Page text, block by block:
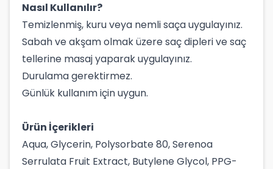
Nasıl Kullanılır?
Temizlenmiş, kuru veya nemli saça uygulayınız.
Sabah ve akşam olmak üzere saç dipleri ve saç
tellerine masaj yaparak uygulayınız.
Durulama gerektirmez.
Günlük kullanım için uygun.
Ürün İçerikleri
Aqua, Glycerin, Polysorbate 80, Serenoa
Serrulata Fruit Extract, Butylene Glycol, PPG-